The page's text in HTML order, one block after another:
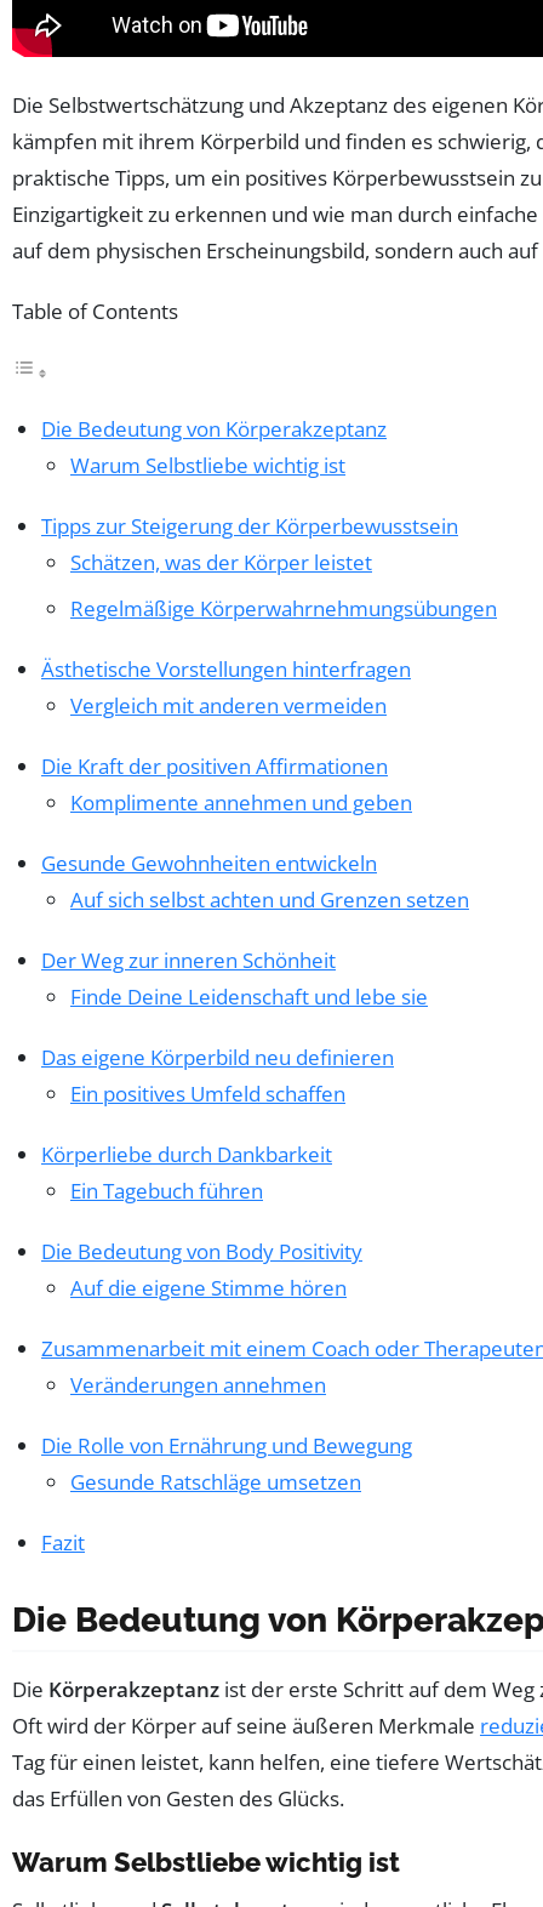
Die Selbstwertschätzung und Akzeptanz des eigenen
kämpfen mit ihrem Körperbild und finden es
praktische Tipps, um ein positives Körperbewusstsein
Einzigartigkeit zu erkennen und wie man durch
auf dem physischen Erscheinungsbild, sondern auch
Table of Contents
Die Bedeutung von Körperakzeptanz
Warum Selbstliebe wichtig ist
Tipps zur Steigerung der Körperbewusstsein
Schätzen, was der Körper leistet
Regelmäßige Körperwahrnehmungsübungen
Ästhetische Vorstellungen hinterfragen
Vergleich mit anderen vermeiden
Die Kraft der positiven Affirmationen
Komplimente annehmen und geben
Gesunde Gewohnheiten entwickeln
Auf sich selbst achten und Grenzen setzen
Der Weg zur inneren Schönheit
Finde Deine Leidenschaft und lebe sie
Das eigene Körperbild neu definieren
Ein positives Umfeld schaffen
Körperliebe durch Dankbarkeit
Ein Tagebuch führen
Die Bedeutung von Body Positivity
Auf die eigene Stimme hören
Zusammenarbeit mit einem Coach oder
Veränderungen annehmen
Die Rolle von Ernährung und Bewegung
Gesunde Ratschläge umsetzen
Fazit
Die Bedeutung von
Die Körperakzeptanz ist der erste Schritt auf dem
Oft wird der Körper auf seine äußeren Merkmale
Tag für einen leistet, kann helfen, eine tiefere
das Erfüllen von Gesten des Glücks.
Warum Selbstliebe wichtig ist